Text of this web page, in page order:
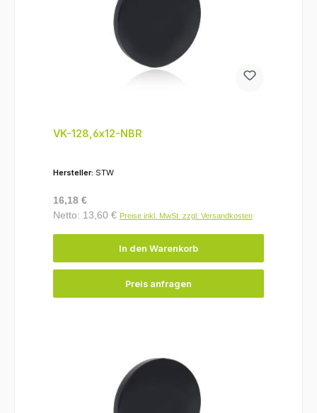
VK-128,6x12-NBR
Hersteller: STW
Regulärer Preis:
16,18 €
Netto: 13,60 € Preise inkl. MwSt. zzgl. Versandkosten
In den Warenkorb
Preis anfragen